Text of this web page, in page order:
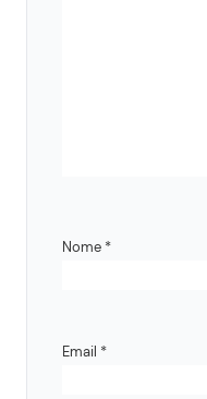
Nome *
Email *